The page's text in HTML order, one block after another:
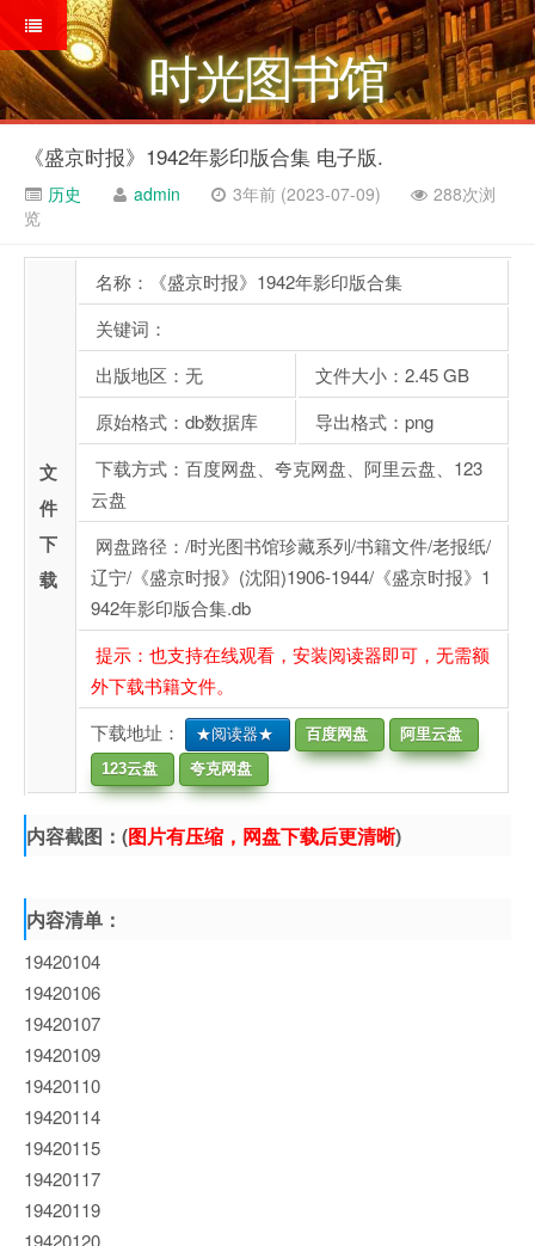
时光图书馆
《盛京时报》1942年影印版合集 电子版.
历史 admin 3年前 (2023-07-09)
288次浏
览
文
件
下
载
名称：《盛京时报》1942年影印版合集
关键词：
出版地区：无
文件大小：2.45 GB
原始格式：db数据库
导出格式：png
下载方式：百度网盘、夸克网盘、阿里云盘、123
云盘
网盘路径：/时光图书馆珍藏系列/书籍文件/老报纸/
辽宁/《盛京时报》(沈阳)1906-1944/《盛京时报》1
942年影印版合集.db
提示：也支持在线观看，安装阅读器即可，无需额
外下载书籍文件。
下载地址：
★阅读器★ 百度网盘
阿里云盘
123云盘
夸克网盘
内容截图：(图片有压缩，网盘下载后更清晰)
内容清单：
19420104
19420106
19420107
19420109
19420110
19420114
19420115
19420117
19420119
19420120